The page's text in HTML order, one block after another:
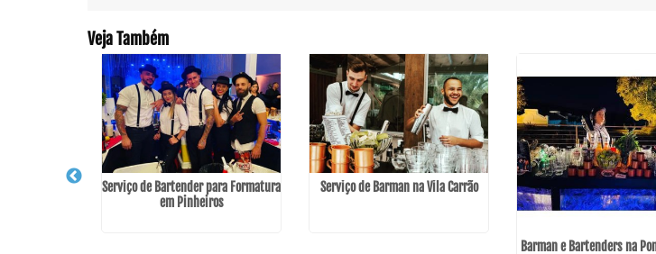
Veja Também
Serviço de Bartender para Formatura
em Pinheiros
Serviço de Barman na Vila Carrão
Barman e Bartenders na